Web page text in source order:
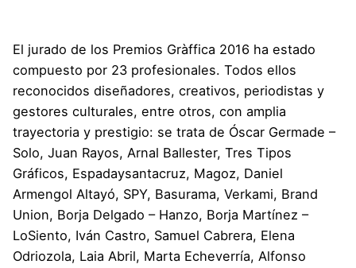
El jurado de los Premios Gràffica 2016 ha estado
compuesto por 23 profesionales. Todos ellos
reconocidos diseñadores, creativos, periodistas y
gestores culturales, entre otros, con amplia
trayectoria y prestigio: se trata de Óscar Germade –
Solo, Juan Rayos, Arnal Ballester, Tres Tipos
Gráficos, Espadaysantacruz, Magoz, Daniel
Armengol Altayó, SPY, Basurama, Verkami, Brand
Union, Borja Delgado – Hanzo, Borja Martínez –
LoSiento, Iván Castro, Samuel Cabrera, Elena
Odriozola, Laia Abril, Marta Echeverría, Alfonso